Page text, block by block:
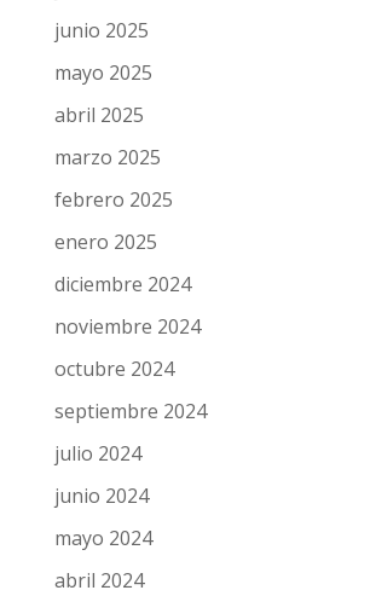
septiembre 2025
julio 2025
junio 2025
mayo 2025
abril 2025
marzo 2025
febrero 2025
enero 2025
diciembre 2024
noviembre 2024
octubre 2024
septiembre 2024
julio 2024
junio 2024